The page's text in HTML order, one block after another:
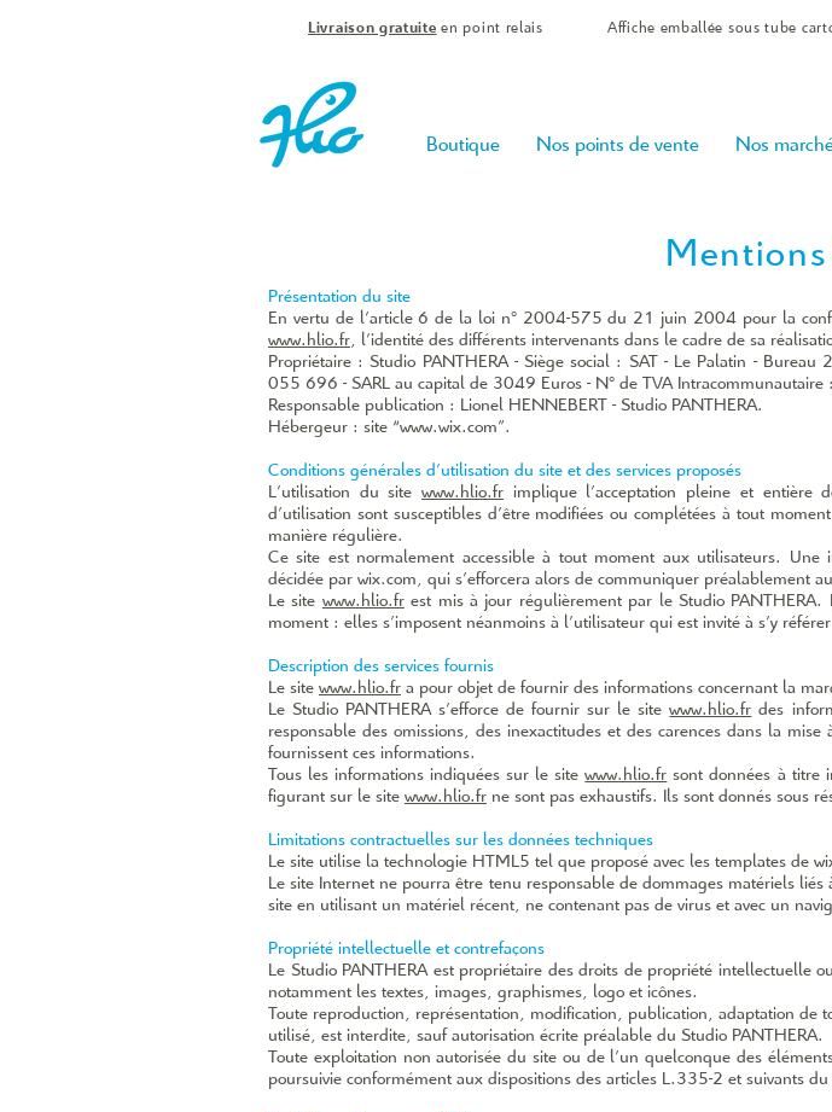
Livraison gratuite en point relais Affiche emballée sous tube
Boutique Nos points de vente Nos
Présentation du site
En vertu de l’article 6 de la loi n° 2004­-575 du 21 juin 2004 pour la
www.hlio.fr, l’identité des différents intervenants dans le cadre de sa
Propriétaire : Studio PANTHERA - Siège social : SAT - Le Palatin -
055 696 - SARL au capital de 3049 Euros - N° de TVA
Responsable publication : Lionel HENNEBERT - Studio PANTHERA.
Hébergeur : site “www.wix.com”.
Conditions générales d’utilisation du site et des services proposés
L’utilisation du sitewww.hlio.fr implique l’acceptation pleine et entière
d’utilisation sont susceptibles d’être modifiées ou complétées à tout
manière régulière.
Ce site est normalement accessible à tout moment aux utilisateurs.
décidée par wix.com, qui s’efforcera alors de communiquer préalablement
Le site www.hlio.frest mis à jour régulièrement par le Studio
moment : elles s’imposent néanmoins à l’utilisateur qui est invité à s’y
Description des services fournis
Le site www.hlio.fr a pour objet de fournir des informations concernant la
Le Studio PANTHERA s’efforce de fournir sur le sitewww.hlio.fr des
responsable des omissions, des inexactitudes et des carences dans la
fournissent ces informations.
Tous les informations indiquées sur le sitewww.hlio.fr sont données à titre
figurant sur le site www.hlio.fr ne sont pas exhaustifs. Ils sont donnés sous
Limitations contractuelles sur les données techniques
Le site utilise la technologie HTML5 tel que proposé avec les templates de
Le site Internet ne pourra être tenu responsable de dommages matériels
site en utilisant un matériel récent, ne contenant pas de virus et avec un
Propriété intellectuelle et contrefaçons
Le Studio PANTHERA est propriétaire des droits de propriété intellectuelle
notamment les textes, images, graphismes, logo et icônes.
Toute reproduction, représentation, modification, publication, adaptation
utilisé, est interdite, sauf autorisation écrite préalable du Studio PANTHERA.
Toute exploitation non autorisée du site ou de l’un quelconque des
poursuivie conformément aux dispositions des articles L.335-­2 et suivants